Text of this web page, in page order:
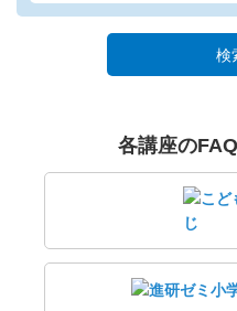
検
各講座の